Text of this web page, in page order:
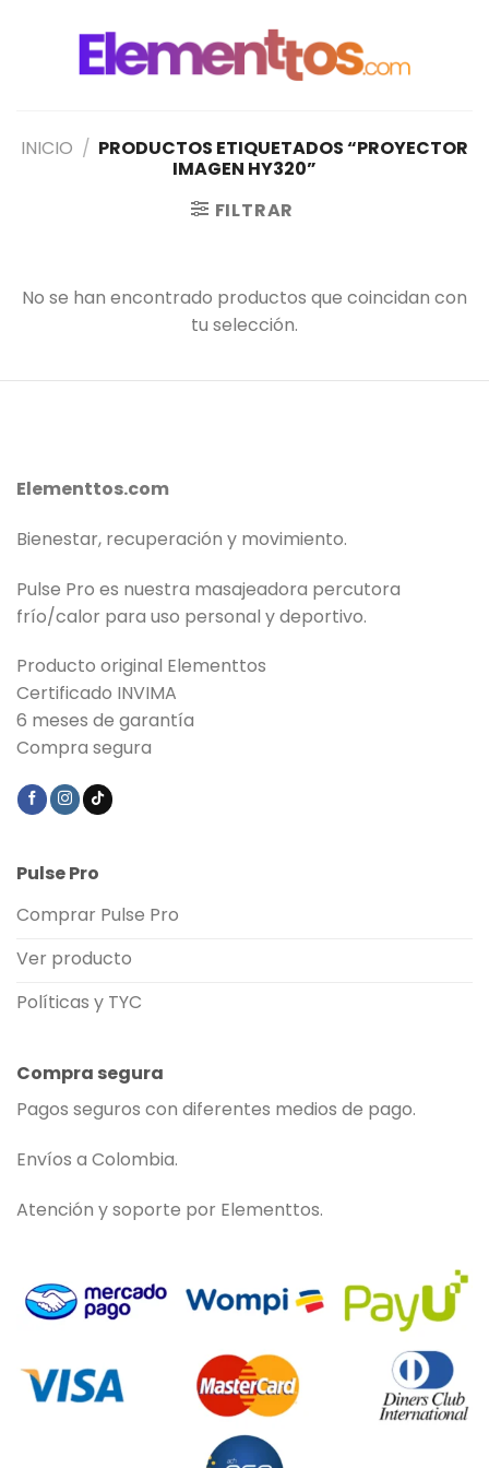
INICIO / PRODUCTOS ETIQUETADOS “PROYECTOR
IMAGEN HY320”
FILTRAR
No se han encontrado productos que coincidan con
tu selección.
Elementtos.com
Bienestar, recuperación y movimiento.
Pulse Pro es nuestra masajeadora percutora
frío/calor para uso personal y deportivo.
Producto original Elementtos
Certificado INVIMA
6 meses de garantía
Compra segura
Pulse Pro
Comprar Pulse Pro
Ver producto
Políticas y TYC
Compra segura
Pagos seguros con diferentes medios de pago.
Envíos a Colombia.
Atención y soporte por Elementtos.